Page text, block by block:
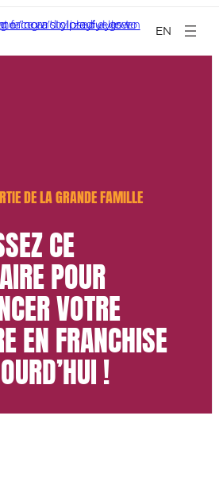
EN
DE LA GRANDE FAMILLE
CE
POUR
VOTRE
EN FRANCHISE
!